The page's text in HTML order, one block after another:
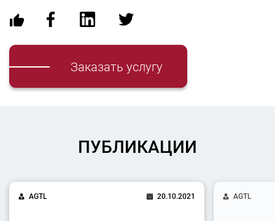
Заказать услугу
ПУБЛИКАЦИИ
AGTL 20.10.2021 AGTL